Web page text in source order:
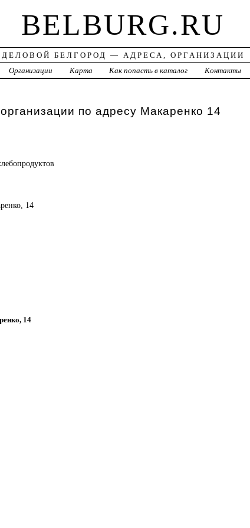
BELBURG.RU
ДЕЛОВОЙ БЕЛГОРОД — АДРЕСА, ОРГАНИЗАЦИИ
Организации Карта Как попасть в каталог Контакты
по адресу Макаренко 14
14
14